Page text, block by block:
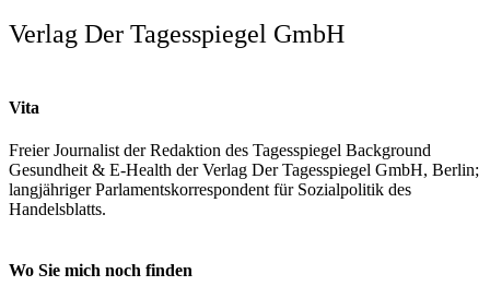
Verlag Der Tagesspiegel GmbH
Vita
Freier Journalist der Redaktion des Tagesspiegel Background
Gesundheit & E-Health der Verlag Der Tagesspiegel GmbH, Berlin;
langjähriger Parlamentskorrespondent für Sozialpolitik des
Handelsblatts.
Wo Sie mich noch finden